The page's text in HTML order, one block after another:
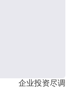
企业投资尽调